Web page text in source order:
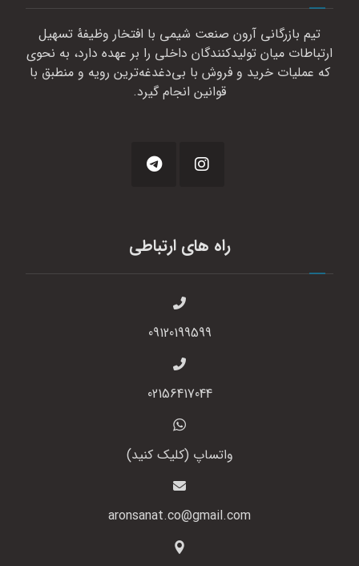
تیم بازرگانی آرون صنعت شیمی با افتخار وظیفهٔ تسهیل
ارتباطات میان تولیدکنندگان داخلی را بر عهده دارد، به نحوی
که عملیات خرید و فروش با بی‌دغدغه‌ترین رویه و منطبق با
قوانین انجام گیرد.
راه های ارتباطی
09120199599
02156417044
واتساپ (کلیک کنید)
aronsanat.co@gmail.com